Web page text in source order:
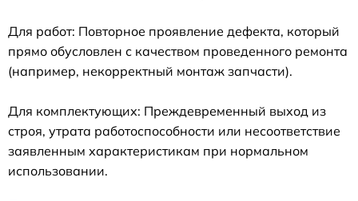
Для работ: Повторное проявление дефекта, который
прямо обусловлен с качеством проведенного ремонта
(например, некорректный монтаж запчасти).
Для комплектующих: Преждевременный выход из
строя, утрата работоспособности или несоответствие
заявленным характеристикам при нормальном
использовании.